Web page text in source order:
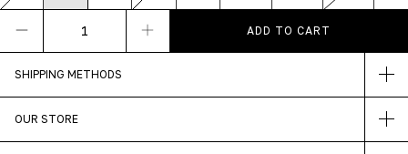
SHIPPING METHODS
OUR STORE